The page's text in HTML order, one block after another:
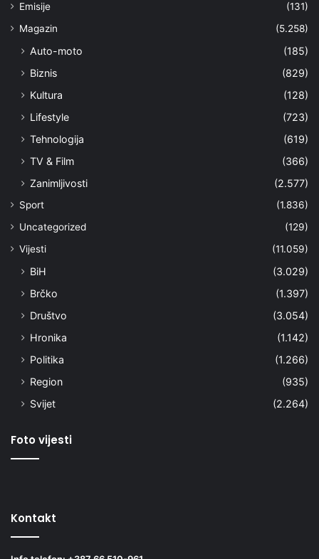
Emisije
(131)
Magazin
(5.258)
Auto-moto
(185)
Biznis
(829)
Kultura
(128)
Lifestyle
(723)
Tehnologija
(619)
TV & Film
(366)
Zanimljivosti
(2.577)
Sport
(1.836)
Uncategorized
(129)
Vijesti
(11.059)
BiH
(3.029)
Brčko
(1.397)
Društvo
(3.054)
Hronika
(1.142)
Politika
(1.266)
Region
(935)
Svijet
(2.264)
Foto vijesti
Kontakt